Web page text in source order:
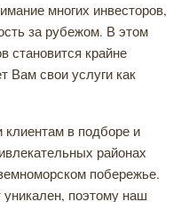
многих инвесторов,
за рубежом. В этом
становится крайне
Вам свои услуги как
в подборе и
районах
побережье.
поэтому наш